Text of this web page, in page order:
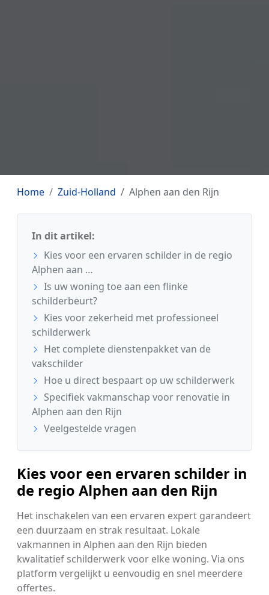
Home Zuid-Holland Alphen aan den Rijn
In dit artikel:
Kies voor een ervaren schilder in de regio
Alphen aan …
Is uw woning toe aan een flinke
schilderbeurt?
Kies voor zekerheid met professioneel
schilderwerk
Het complete dienstenpakket van de
vakschilder
Hoe u direct bespaart op uw schilderwerk
Specifiek vakmanschap voor renovatie in
Alphen aan den Rijn
Veelgestelde vragen
Kies voor een ervaren schilder in
de regio Alphen aan den Rijn
Het inschakelen van een ervaren expert garandeert
een duurzaam en strak resultaat. Lokale
vakmannen in Alphen aan den Rijn bieden
kwalitatief schilderwerk voor elke woning. Via ons
platform vergelijkt u eenvoudig en snel meerdere
offertes.